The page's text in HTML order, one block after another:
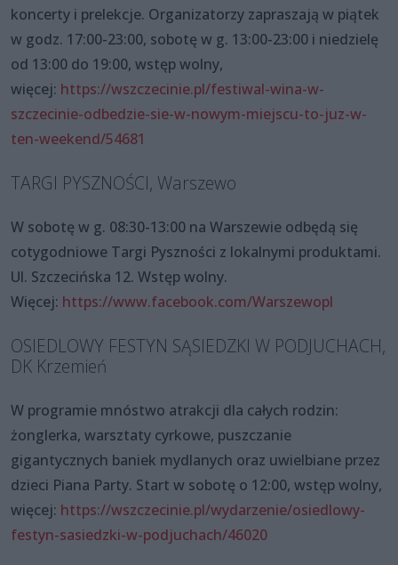
koncerty i prelekcje. Organizatorzy zapraszają w piątek
w godz. 17:00-23:00, sobotę w g. 13:00-23:00 i niedzielę
od 13:00 do 19:00, wstęp wolny,
więcej: https://wszczecinie.pl/festiwal-wina-w-
szczecinie-odbedzie-sie-w-nowym-miejscu-to-juz-w-
ten-weekend/54681
TARGI PYSZNOŚCI, Warszewo
W sobotę w g. 08:30-13:00 na Warszewie odbędą się
cotygodniowe Targi Pyszności z lokalnymi produktami.
Ul. Szczecińska 12. Wstęp wolny.
Więcej: https://www.facebook.com/Warszewopl
OSIEDLOWY FESTYN SĄSIEDZKI W PODJUCHACH,
DK Krzemień
W programie mnóstwo atrakcji dla całych rodzin:
żonglerka, warsztaty cyrkowe, puszczanie
gigantycznych baniek mydlanych oraz uwielbiane przez
dzieci Piana Party. Start w sobotę o 12:00, wstęp wolny,
więcej: https://wszczecinie.pl/wydarzenie/osiedlowy-
festyn-sasiedzki-w-podjuchach/46020